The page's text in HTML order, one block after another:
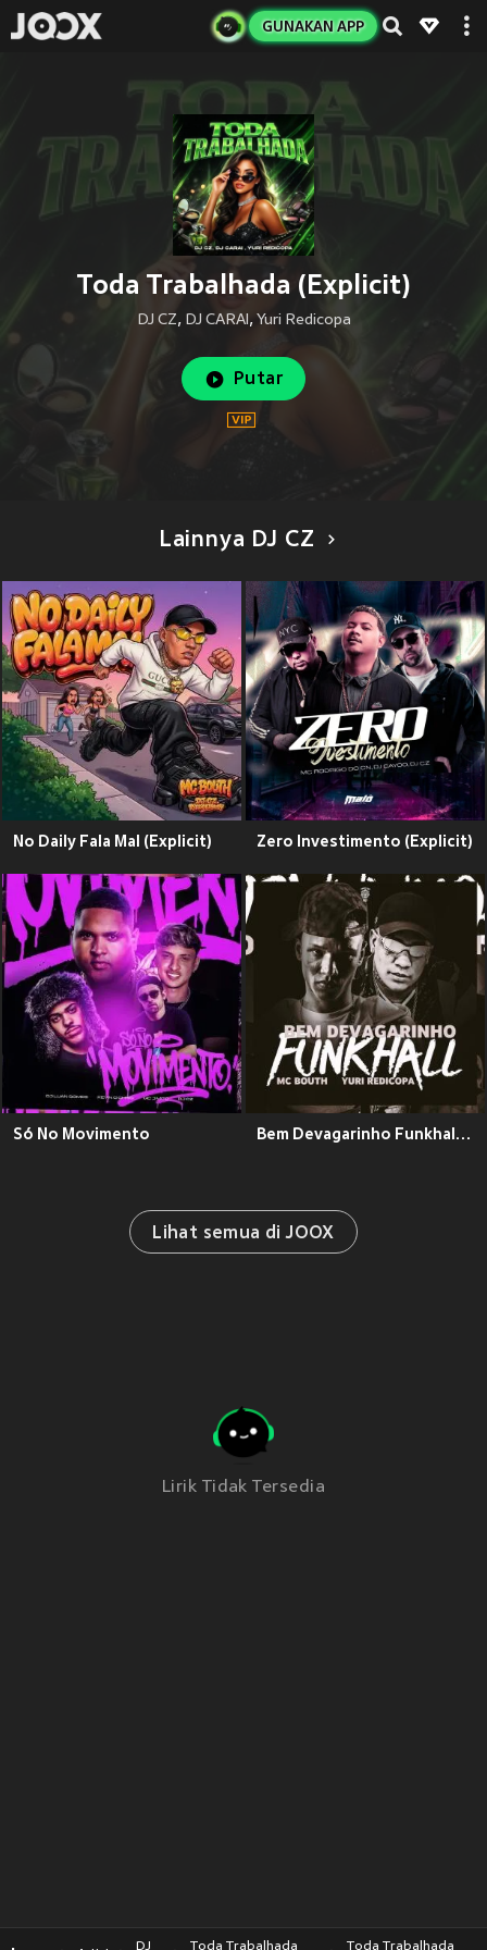
GUNAKAN APP
Toda Trabalhada (Explicit)
DJ CZ, DJ CARAI, Yuri Redicopa
Putar
Lainnya DJ CZ
No Daily Fala Mal (Explicit) Zero Investimento (Explicit)
Só No Movimento Bem Devagarinho Funkhall (Explicit)
Lihat semua di JOOX
Lirik Tidak Tersedia
DJ Toda Trabalhada Toda Trabalhada